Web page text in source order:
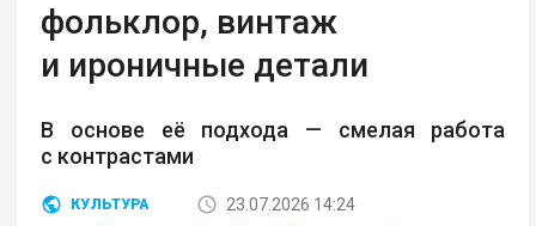
фольклор, винтаж
и ироничные детали
В основе её подхода — смелая работа
с контрастами
КУЛЬТУРА
23.07.2026 14:24